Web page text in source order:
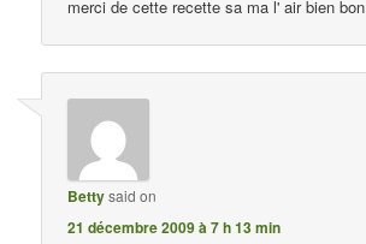
merci de cette recette sa ma l' air bien bon
Bettysaid on
21 décembre 2009 à 7 h 13 min